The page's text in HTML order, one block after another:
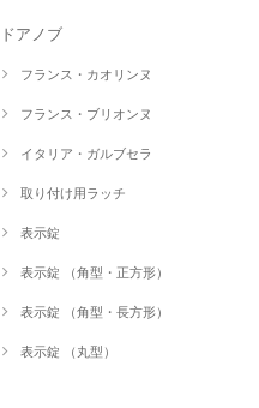
ドアノブ
フランス・カオリンヌ
フランス・ブリオンヌ
イタリア・ガルブセラ
取り付け用ラッチ
表示錠
表示錠 （角型・正方形）
表示錠 （角型・長方形）
表示錠 （丸型）